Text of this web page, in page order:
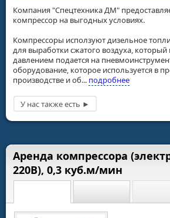
Компания "Спецтехника ДМ"
компрессор на выгодных условиях.
Компрессоры исползуют дизельное
для выработки сжатого воздуха,
давлением подается на
оборудование, которое используется в
производстве и об... подробнее
Аренда компрессора
220В), 0,3 куб.м/мин